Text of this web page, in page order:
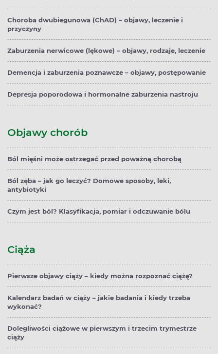
Choroba dwubiegunowa (ChAD) – objawy, leczenie i
przyczyny
Zaburzenia nerwicowe (lękowe) – objawy, rodzaje, leczenie
Demencja i zaburzenia poznawcze – objawy, postępowanie
Depresja poporodowa i hormonalne zaburzenia nastroju
Objawy chorób
Ból mięśni może ostrzegać przed poważną chorobą
Ból zęba – jak go leczyć? Domowe sposoby, leki,
antybiotyki
Czym jest ból? Klasyfikacja, pomiar i odczuwanie bólu
Ciąża
Pierwsze objawy ciąży – kiedy można rozpoznać ciążę?
Kalendarz badań w ciąży – jakie badania i kiedy trzeba
wykonać?
Dolegliwości ciążowe w pierwszym i trzecim trymestrze
ciąży